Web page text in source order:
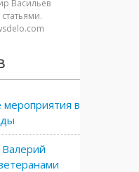
Васильев
в